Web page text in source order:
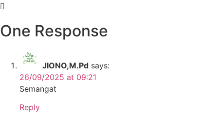
One Response
JIONO,M.Pd says:
26/09/2025 at 09:21
Semangat
Reply